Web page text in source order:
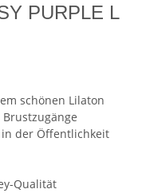
PURPLE L
schönen Lilaton
der Öffentlichkeit
Qualität